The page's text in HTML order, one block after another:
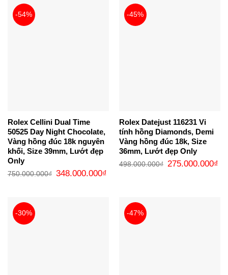
-54%
Rolex Cellini Dual Time
50525 Day Night Chocolate,
Vàng hồng đúc 18k nguyên
khối, Size 39mm, Lướt đẹp
Only
750.000.000₫
Giá
gốc
348.000.000₫Giá
-45%
Rolex Datejust 116231 Vi
tính hồng Diamonds, Demi
Vàng hồng đúc 18k, Size
36mm, Lướt đẹp Only
498.000.000₫
Giá
gốc
275.000.000₫
-30% -47%